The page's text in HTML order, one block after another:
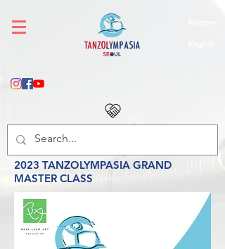
2023 TANZOLYMPASIA GRAND
MASTER CLASS